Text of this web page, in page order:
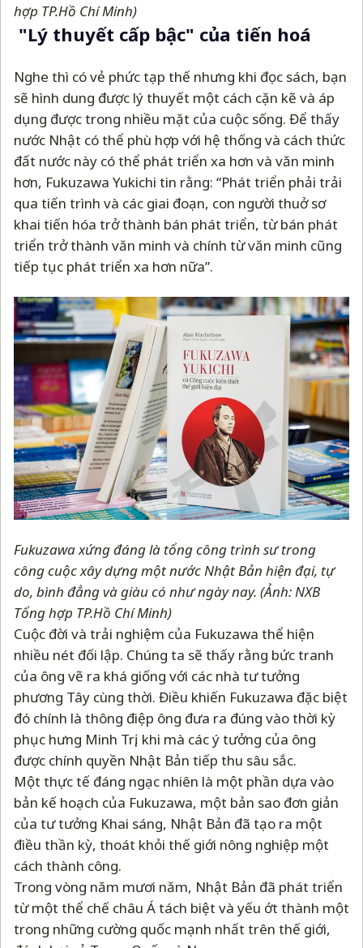
hợp TP.Hồ Chí Minh)
"Lý thuyết cấp bậc" của tiến hoá
Nghe thì có vẻ phức tạp thế nhưng khi đọc sách, bạn
sẽ hình dung được lý thuyết một cách cặn kẽ và áp
dụng được trong nhiều mặt của cuộc sống. Để thấy
nước Nhật có thể phù hợp với hệ thống và cách thức
đất nước này có thể phát triển xa hơn và văn minh
hơn, Fukuzawa Yukichi tin rằng: “Phát triển phải trải
qua tiến trình và các giai đoạn, con người thuở sơ
khai tiến hóa trở thành bán phát triển, từ bán phát
triển trở thành văn minh và chính từ văn minh cũng
tiếp tục phát triển xa hơn nữa”.
Fukuzawa xứng đáng là tổng công trình sư trong
công cuộc xây dựng một nước Nhật Bản hiện đại, tự
do, bình đẳng và giàu có như ngày nay. (Ảnh: NXB
Tổng hợp TP.Hồ Chí Minh)
Cuộc đời và trải nghiệm của Fukuzawa thể hiện
nhiều nét đối lập. Chúng ta sẽ thấy rằng bức tranh
của ông vẽ ra khá giống với các nhà tư tưởng
phương Tây cùng thời. Điều khiến Fukuzawa đặc biệt
đó chính là thông điệp ông đưa ra đúng vào thời kỳ
phục hưng Minh Trị, khi mà các ý tưởng của ông
được chính quyền Nhật Bản tiếp thu sâu sắc.
Một thực tế đáng ngạc nhiên là một phần dựa vào
bản kế hoạch của Fukuzawa, một bản sao đơn giản
của tư tưởng Khai sáng, Nhật Bản đã tạo ra một
điều thần kỳ, thoát khỏi thế giới nông nghiệp một
cách thành công.
Trong vòng năm mươi năm, Nhật Bản đã phát triển
từ một thể chế châu Á tách biệt và yếu ớt thành một
trong những cường quốc mạnh nhất trên thế giới,